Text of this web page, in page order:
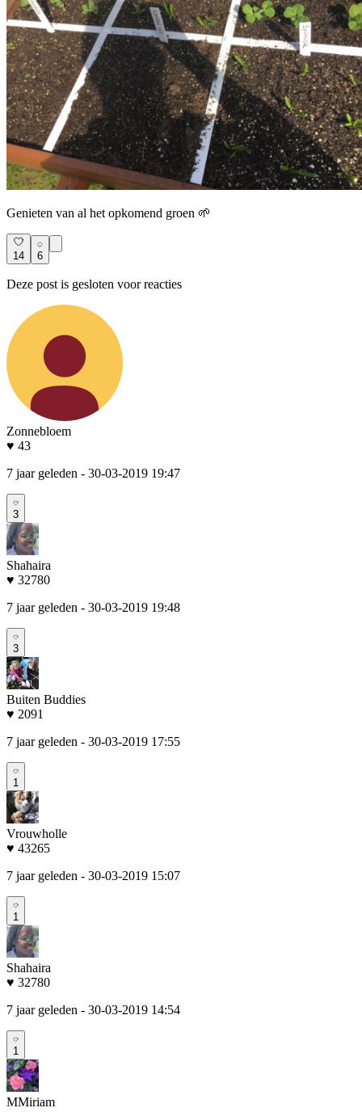
Genieten van al het opkomend groen 🌱
14 6
Deze post is gesloten voor reacties
Zonnebloem
♥ 43
7 jaar geleden - 30-03-2019 19:47
3
Shahaira
♥ 32780
7 jaar geleden - 30-03-2019 19:48
3
Buiten Buddies
♥ 2091
7 jaar geleden - 30-03-2019 17:55
1
Vrouwholle
♥ 43265
7 jaar geleden - 30-03-2019 15:07
1
Shahaira
♥ 32780
7 jaar geleden - 30-03-2019 14:54
1
MMiriam